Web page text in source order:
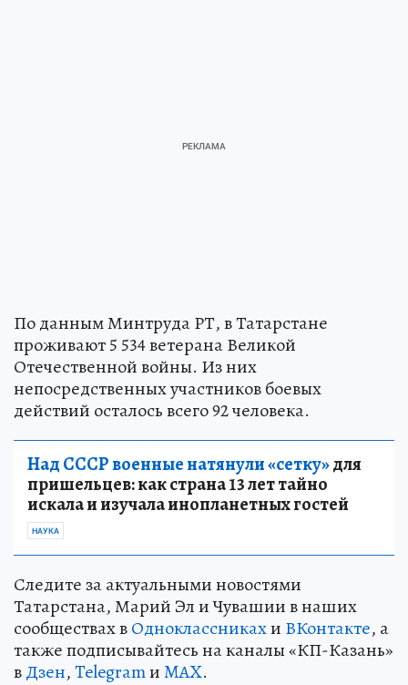
По данным Минтруда РТ, в Татарстане
проживают 5 534 ветерана Великой
Отечественной войны. Из них
непосредственных участников боевых
действий осталось всего 92 человека.
Над СССР военные натянули «сетку»для
пришельцев: как страна 13 лет тайно
искала и изучала инопланетных гостей
НАУКА
Следите за актуальными новостями
Татарстана, Марий Эл и Чувашии в наших
сообществах вОдноклассникахи ВКонтакте, а
также подписывайтесь на каналы «КП-Казань»
вДзен,TelegramиMAX.